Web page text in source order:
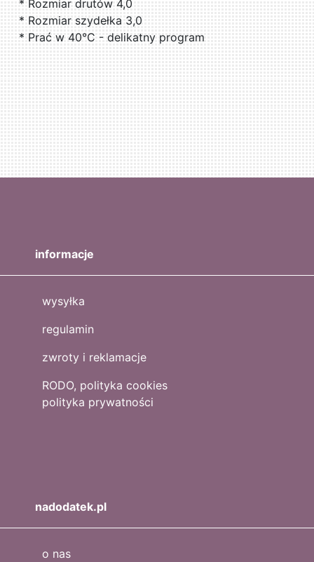
* Rozmiar drutów 4,0
* Rozmiar szydełka 3,0
* Prać w 40°C - delikatny program
informacje
wysyłka
regulamin
zwroty i reklamacje
RODO, polityka cookies
polityka prywatności
nadodatek.pl
o nas